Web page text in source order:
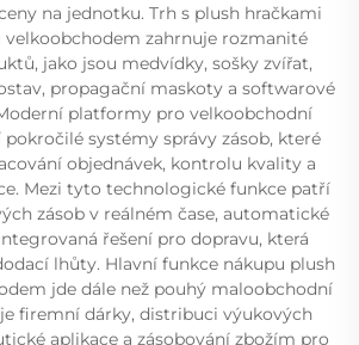
na jednotku. Trh s plush hračkami
velkoobchodem zahrnuje rozmanité
jako jsou medvídky, sošky zvířat,
propagační maskoty a softwarové
platformy pro velkoobchodní
systémy správy zásob, které
objednávek, kontrolu kvality a
Mezi tyto technologické funkce patří
zásob v reálném čase, automatické
řešení pro dopravu, která
lhůty. Hlavní funkce nákupu plush
jde dále než pouhý maloobchodní
firemní dárky, distribuci výukových
aplikace a zásobování zbožím pro